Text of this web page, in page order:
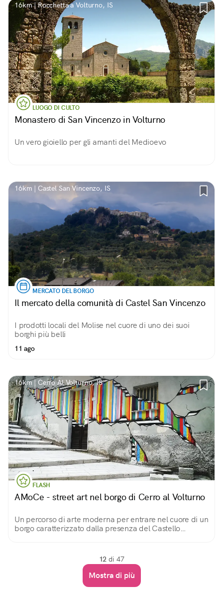
16km | Rocchetta a Volturno, IS
LUOGO DI CULTO
Monastero di San Vincenzo in Volturno
Un vero gioiello per gli amanti del Medioevo
16km | Castel San Vincenzo, IS
MERCATO DEL BORGO
Il mercato della comunità di Castel San Vincenzo
I prodotti locali del Molise nel cuore di uno dei suoi
borghi più belli
11 ago
16km | Cerro Al Volturno, IS
FLASH
AMoCe - street art nel borgo di Cerro al Volturno
Un percorso di arte moderna per entrare nel cuore di un
borgo caratterizzato dalla presenza del Castello
12 di 47
Mostra di più